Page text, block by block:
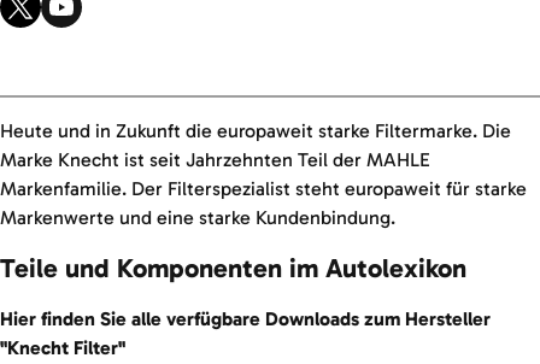
Heute und in Zukunft die europaweit starke Filtermarke. Die
Marke Knecht ist seit Jahrzehnten Teil der MAHLE
Markenfamilie. Der Filterspezialist steht europaweit für starke
Markenwerte und eine starke Kundenbindung.
Teile und Komponenten im Autolexikon
Hier finden Sie alle verfügbare Downloads zum Hersteller
"Knecht Filter"